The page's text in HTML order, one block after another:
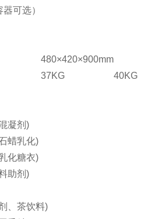
可选）
480×420×900mm
37KG 40KG
凝剂)
蜡乳化)
化糖衣)
助剂)
、茶饮料)